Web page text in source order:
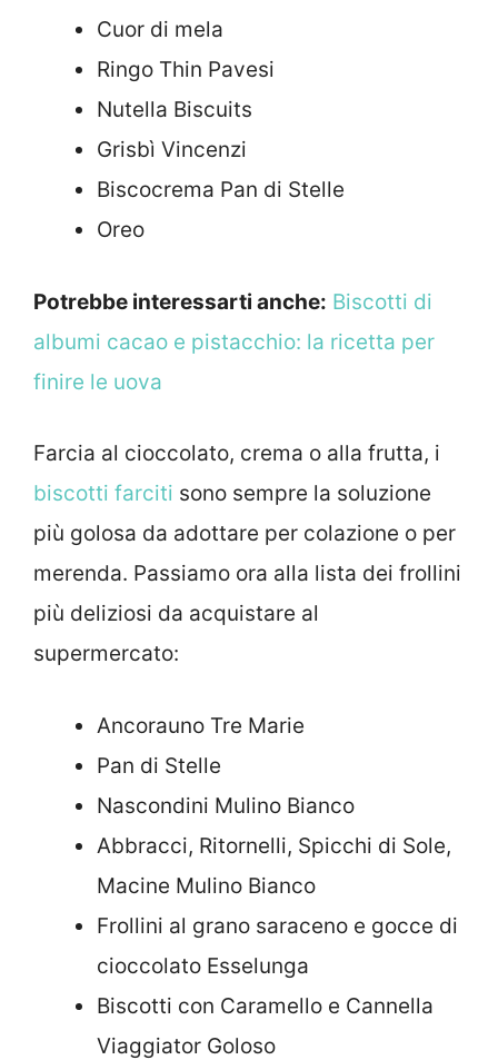
Cuor di mela
Ringo Thin Pavesi
Nutella Biscuits
Grisbì Vincenzi
Biscocrema Pan di Stelle
Oreo
Potrebbe interessarti anche: Biscotti di
albumi cacao e pistacchio: la ricetta per
finire le uova
Farcia al cioccolato, crema o alla frutta, i
biscotti farciti sono sempre la soluzione
più golosa da adottare per colazione o per
merenda. Passiamo ora alla lista dei frollini
più deliziosi da acquistare al
supermercato:
Ancorauno Tre Marie
Pan di Stelle
Nascondini Mulino Bianco
Abbracci, Ritornelli, Spicchi di Sole,
Macine Mulino Bianco
Frollini al grano saraceno e gocce di
cioccolato Esselunga
Biscotti con Caramello e Cannella
Viaggiator Goloso